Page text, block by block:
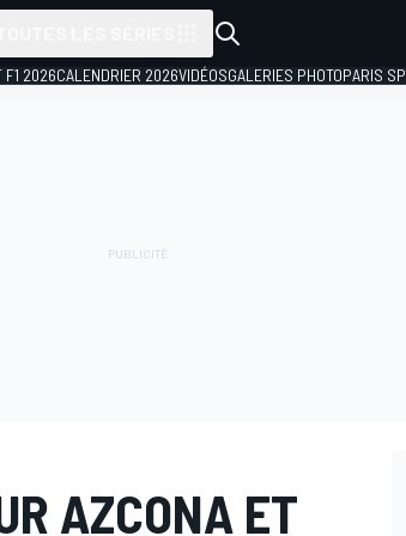
F1 2026CALENDRIER 2026VIDÉOSGALERIES PHOTOPARIS
AZCONA ET